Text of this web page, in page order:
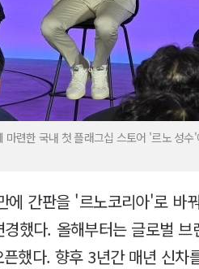
마련한 국내 첫 플래그십 스토어 '르노 성
에 간판을 '르노코리아'로 바
했다. 올해부터는 글로벌
했다. 향후 3년간 매년 신차